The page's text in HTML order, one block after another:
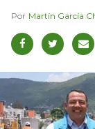
Martín García